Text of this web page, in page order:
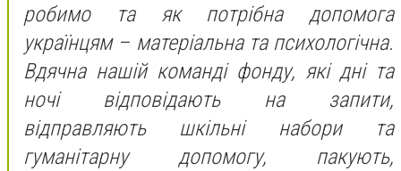
робимо та як потрібна допомога
українцям – матеріальна та психологічна.
Вдячна нашій команді фонду, які дні та
ночі відповідають на запити,
відправляють шкільні набори та
гуманітарну допомогу, пакують,